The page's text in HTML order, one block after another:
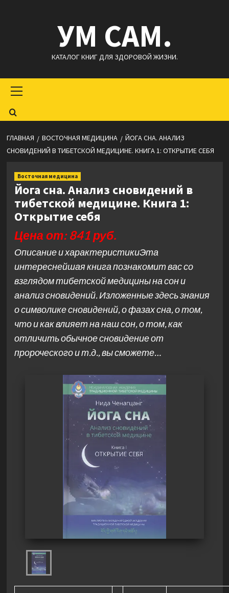
УМ САМ.
КАТАЛОГ КНИГ ДЛЯ ЗДОРОВОЙ ЖИЗНИ.
меню
ГЛАВНАЯ ВОСТОЧНАЯ МЕДИЦИНА
ЙОГА СНА. АНАЛИЗ
СНОВИДЕНИЙ В ТИБЕТСКОЙ МЕДИЦИНЕ. КНИГА 1: ОТКРЫТИЕ СЕБЯ
Восточная медицина
Йога сна. Анализ сновидений в
тибетской медицине. Книга 1:
Открытие себя
Цена от: 841 руб.
Описание и характеристикиЭта
интереснейшая книга познакомит вас со
взглядом тибетской медицины на сон и
анализ сновидений. Изложенные здесь знания
о символике сновидений, о фазах сна, о том,
что и как влияет на наш сон, о том, как
отличить обычное сновидение от
пророческого и т.д., вы сможете…